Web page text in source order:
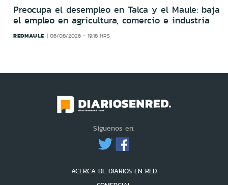
Preocupa el desempleo en Talca y el Maule: baja
el empleo en agricultura, comercio e industria
REDMAULE 06/08/2026 - 19:18 HRS
Síguenos en:
ACERCA DE DIARIOS EN RED